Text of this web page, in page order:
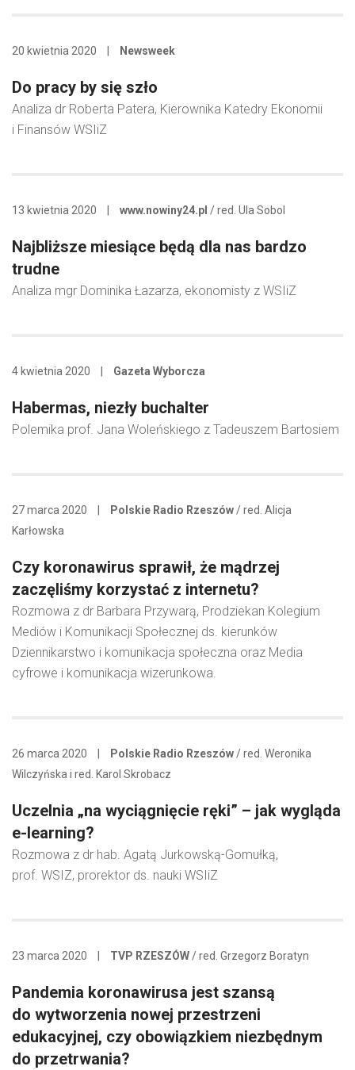
20 kwietnia 2020 Newsweek
Do pracy by się szło
Analiza dr Roberta Patera, Kierownika Katedry Ekonomii
i Finansów WSIiZ
13 kwietnia 2020 www.nowiny24.pl / red. Ula Sobol
Najbliższe miesiące będą dla nas bardzo
trudne
Analiza mgr Dominika Łazarza, ekonomisty z WSIiZ
4 kwietnia 2020 Gazeta Wyborcza
Habermas, niezły buchalter
Polemika prof. Jana Woleńskiego z Tadeuszem Bartosiem
27 marca 2020 Polskie Radio Rzeszów / red. Alicja
Karłowska
Czy koronawirus sprawił, że mądrzej
zaczęliśmy korzystać z internetu?
Rozmowa z dr Barbara Przywarą, Prodziekan Kolegium
Mediów i Komunikacji Społecznej ds. kierunków
Dziennikarstwo i komunikacja społeczna oraz Media
cyfrowe i komunikacja wizerunkowa.
26 marca 2020 Polskie Radio Rzeszów / red. Weronika
Wilczyńska i red. Karol Skrobacz
Uczelnia „na wyciągnięcie ręki” – jak wygląda
e-learning?
Rozmowa z dr hab. Agatą Jurkowską-Gomułką,
prof. WSIZ, prorektor ds. nauki WSIiZ
23 marca 2020 TVP RZESZÓW / red. Grzegorz Boratyn
Pandemia koronawirusa jest szansą
do wytworzenia nowej przestrzeni
edukacyjnej, czy obowiązkiem niezbędnym
do przetrwania?